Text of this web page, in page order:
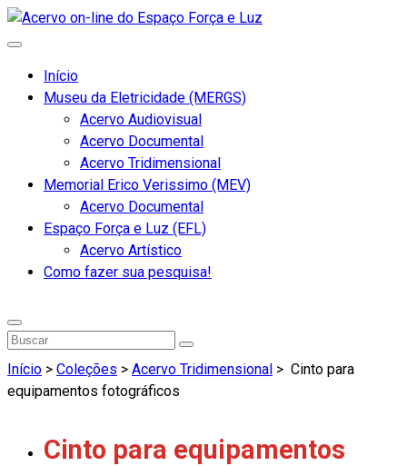
Início
Museu da Eletricidade (MERGS)
Acervo Audiovisual
Acervo Documental
Acervo Tridimensional
Memorial Erico Verissimo (MEV)
Acervo Documental
Espaço Força e Luz (EFL)
Acervo Artístico
Como fazer sua pesquisa!
Início > Coleções > Acervo Tridimensional > Cinto para
equipamentos fotográficos
Cinto para equipamentos